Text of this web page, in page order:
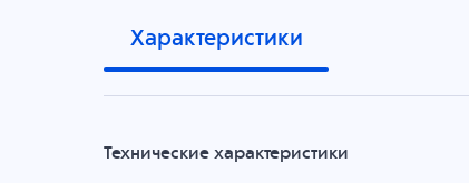
Характеристики
Технические характеристики